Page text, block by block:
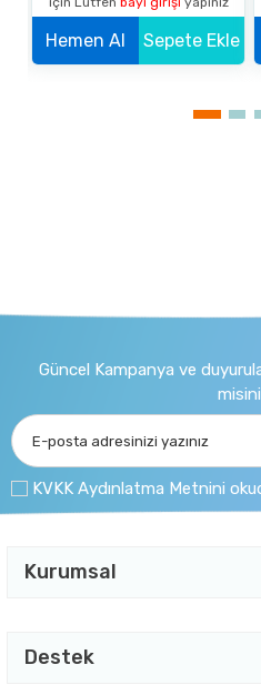
Hemen Al Sepete Ekle
Güncel Kampanya ve
KVKK Aydınlatma Metnini
Kurumsal
Destek